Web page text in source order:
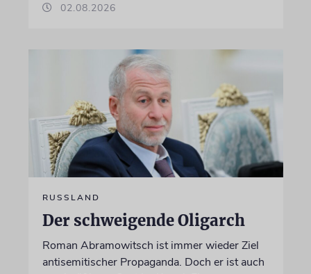
02.08.2026
RUSSLAND
Der schweigende Oligarch
Roman Abramowitsch ist immer wieder Ziel
antisemitischer Propaganda. Doch er ist auch